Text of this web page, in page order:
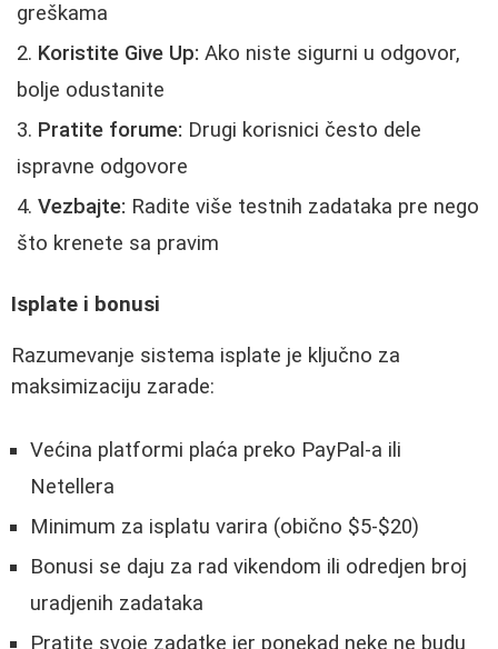
greškama
Koristite Give Up: Ako niste sigurni u odgovor,
bolje odustanite
Pratite forume: Drugi korisnici često dele
ispravne odgovore
Vezbajte: Radite više testnih zadataka pre nego
što krenete sa pravim
Isplate i bonusi
Razumevanje sistema isplate je ključno za
maksimizaciju zarade:
Većina platformi plaća preko PayPal-a ili
Netellera
Minimum za isplatu varira (obično $5-$20)
Bonusi se daju za rad vikendom ili odredjen broj
uradjenih zadataka
Pratite svoje zadatke jer ponekad neke ne budu